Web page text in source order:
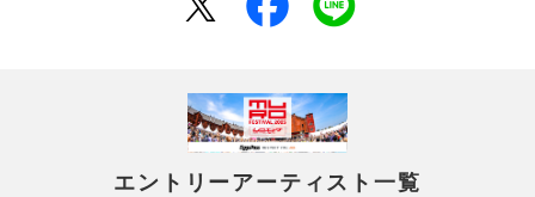
エントリーアーティスト一覧